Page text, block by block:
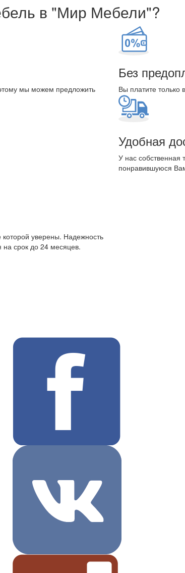
в "Мир Мебели"?
мы можем предложить
Без
Вы платите только
Удобная
У нас собственная
понравившуюся
уверены. Надежность
на срок до 24 месяцев.